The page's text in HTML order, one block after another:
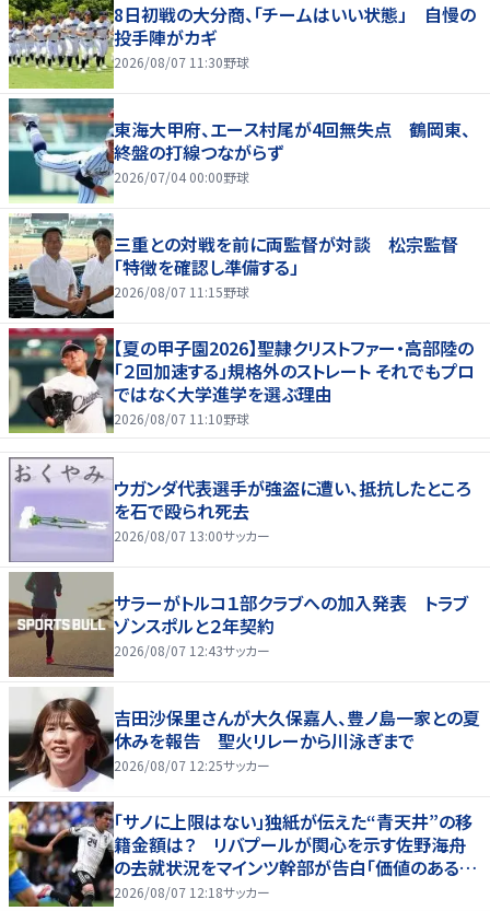
8日初戦の大分商、「チームはいい状態」 自慢の
投手陣がカギ
2026/08/07 11:30野球
東海大甲府、エース村尾が4回無失点 鶴岡東、
終盤の打線つながらず
2026/07/04 00:00野球
三重との対戦を前に両監督が対談 松宗監督
「特徴を確認し準備する」
2026/08/07 11:15野球
【夏の甲子園2026】聖隷クリストファー・高部陸の
「２回加速する」規格外のストレート それでもプロ
ではなく大学進学を選ぶ理由
2026/08/07 11:10野球
ウガンダ代表選手が強盗に遭い、抵抗したところ
を石で殴られ死去
2026/08/07 13:00サッカー
サラーがトルコ１部クラブへの加入発表 トラブ
ゾンスポルと２年契約
2026/08/07 12:43サッカー
吉田沙保里さんが大久保嘉人、豊ノ島一家との夏
休みを報告 聖火リレーから川泳ぎまで
2026/08/07 12:25サッカー
「サノに上限はない」独紙が伝えた“青天井”の移
籍金額は？ リバプールが関心を示す佐野海舟
の去就状況をマインツ幹部が告白「価値のあるも
のになる」
2026/08/07 12:18サッカー